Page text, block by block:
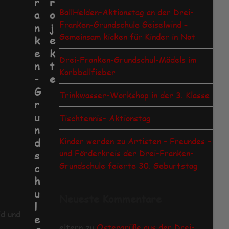
und
BallHelden-Aktionstag an der Drei-
Franken-Grundschule Geiselwind –
Gemeinsam kicken für Kinder in Not
Drei-Franken-Grundschul-Mädels im
Korbballfieber
Trinkwasser-Workshop in der 3. Klasse
Tischtennis- Aktionstag
Kinder werden zu Artisten – Freundes –
und Förderkreis der Drei-Franken-
Grundschule feierte 30. Geburtstag
a
n
k
e
n
-
G
r
u
n
d
s
c
h
u
l
e
o
j
e
k
t
e